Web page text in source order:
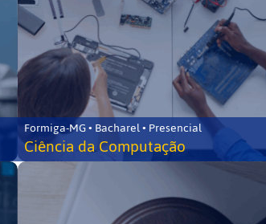
Formiga-MG • Bacharel • Presencial
Ciência da Computação